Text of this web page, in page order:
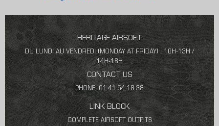
HERITAGE-AIRSOFT
DU LUNDI AU VENDREDI (MONDAY AT FRIDAY) : 10H-13H /
14H-18H
CONTACT US
PHONE: 01.41.54.18.38
LINK BLOCK
COMPLETE AIRSOFT OUTFITS